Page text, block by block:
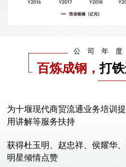
公司年
百炼成钢，打
————
为十堰现代商贸流通业务培训
用讲解等服务扶持
获得杜玉明、赵忠祥、侯耀华
明星倾情点赞